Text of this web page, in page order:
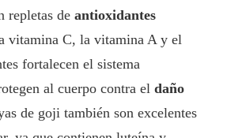
repletas de antioxidantes
vitamina C, la vitamina A y el
fortalecen el sistema
al cuerpo contra el daño
de goji también son excelentes